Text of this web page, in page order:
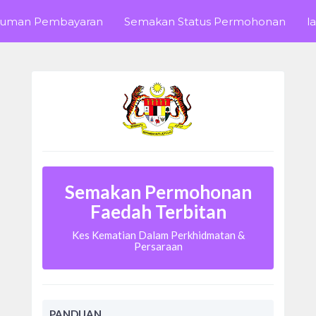
Pembayaran Semakan Status Permohonan
Semakan Permohonan
Faedah Terbitan
Kes Kematian Dalam Perkhidmatan &
Persaraan